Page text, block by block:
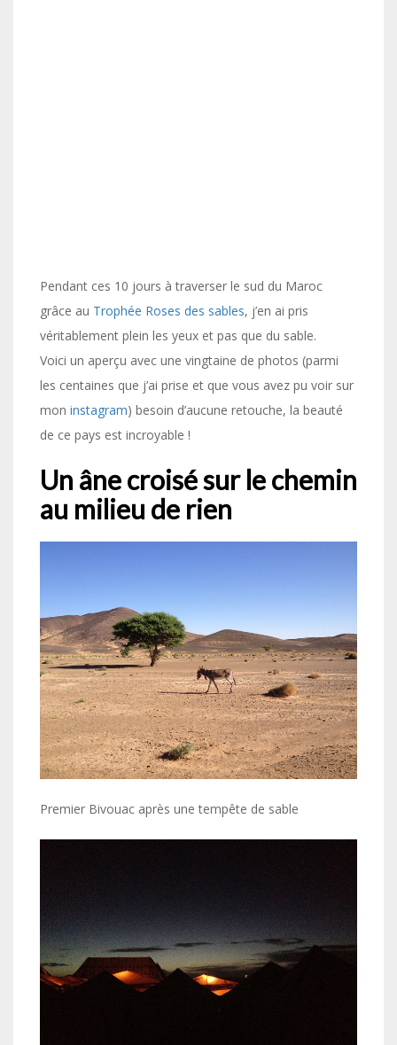
Pendant ces 10 jours à traverser le sud du Maroc
grâce au Trophée Roses des sables, j’en ai pris
véritablement plein les yeux et pas que du sable.
Voici un aperçu avec une vingtaine de photos (parmi
les centaines que j’ai prise et que vous avez pu voir sur
mon instagram) besoin d’aucune retouche, la beauté
de ce pays est incroyable !
Un âne croisé sur le chemin
au milieu de rien
Premier Bivouac après une tempête de sable